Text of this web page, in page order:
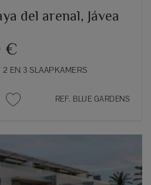
del arenal, Jávea
€
EN 3 SLAAPKAMERS
REF. BLUE GARDENS